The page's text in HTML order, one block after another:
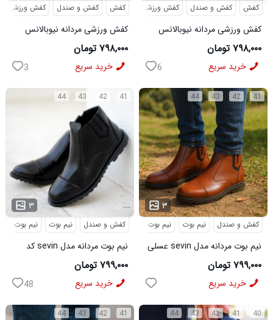
کفش کفش و صندل کفش ورزشی
کفش ورزشی مردانه نیوبالانس
مدل NB مشکی
۷۹۸,۰۰۰ تومان
خرید سریع 3
کفش کفش و صندل کفش ورزشی
کفش ورزشی مردانه نیوبالانس
مدل NB سفید
۷۹۸,۰۰۰ تومان
خرید سریع 6
41
42
43
44
۳ ...
کفش و صندل نیم بوت نیم بوت
نیم بوت مردانه مدل sevin کد
6427
۷۹۹,۰۰۰ تومان
خرید سریع 48
41
42
43
44
۳ ...
کفش و صندل نیم بوت نیم بوت مردانه
نیم بوت مردانه مدل sevin عسلی
کد 6426
۷۹۹,۰۰۰ تومان
خرید سریع
41
42
43
44 40
41
42
43
44